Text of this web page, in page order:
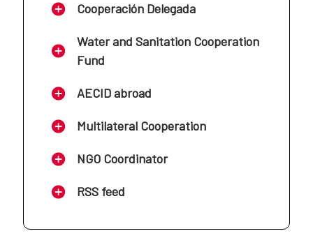
AECID en Mali
AECID en Marruecos
AECID en Mauritania
AECID en Mozambique
AECID en Níger
AECID en Ecuador
AECID en El Salvador
AECID en Guatemala
AECID en Haití
Cooperación Delegada
Water and Sanitation Cooperation
Fund
AECID abroad
Multilateral Cooperation
NGO Coordinator
RSS feed